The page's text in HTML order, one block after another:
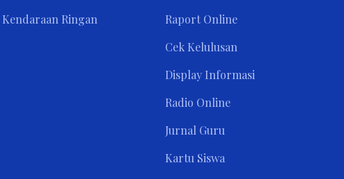
Ringan
Raport Online
Cek Kelulusan
Display Informasi
Radio Online
Jurnal Guru
Kartu Siswa